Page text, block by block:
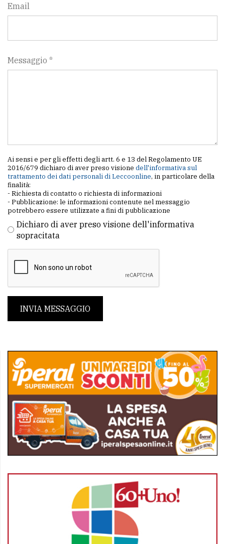
PRIVACY
Privacy
Cookie
Email
Messaggio *
Ai sensi e per gli effetti degli artt. 6 e 13 del Regolamento UE
2016/679 dichiaro di aver preso visione dell'informativa sul
trattamento dei dati personali di Leccoonline, in particolare della
finalità:
- Richiesta di contatto o richiesta di informazioni
- Pubblicazione: le informazioni contenute nel messaggio
potrebbero essere utilizzate a fini di pubblicazione
Dichiaro di aver preso visione dell'informativa
sopracitata
INVIA MESSAGGIO